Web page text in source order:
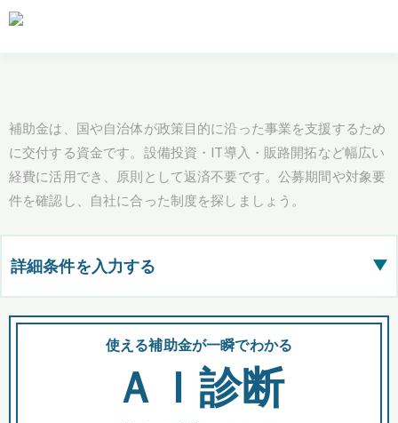
補助金は、国や自治体が政策目的に沿った事業を支援するため
に交付する資金です。設備投資・IT導入・販路開拓など幅広い
経費に活用でき、原則として返済不要です。公募期間や対象要
件を確認し、自社に合った制度を探しましょう。
詳細条件を入力する ▶
都道府県
全国の検索結果を含めて表示
使える補助金が一瞬でわかる
ＡＩ診断